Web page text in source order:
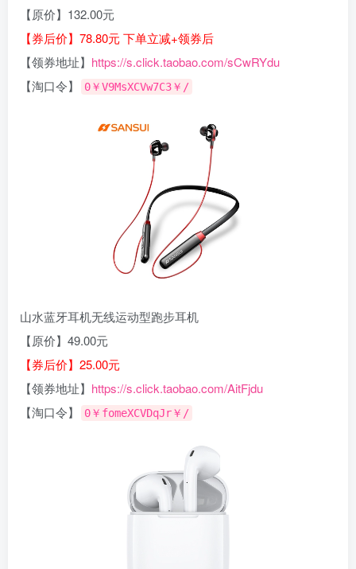
【原价】132.00元
【券后价】78.80元 下单立减+领券后
【领券地址】 https://s.click.taobao.com/sCwRYdu
【淘口令】
0￥V9MsXCVw7C3￥/
山水蓝牙耳机无线运动型跑步耳机
【原价】49.00元
【券后价】25.00元
【领券地址】 https://s.click.taobao.com/AitFjdu
【淘口令】
0￥fomeXCVDqJr￥/